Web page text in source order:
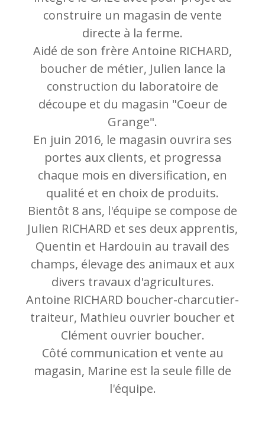
construire un magasin de vente
directe à la ferme.
Aidé de son frère Antoine RICHARD,
boucher de métier, Julien lance la
construction du laboratoire de
découpe et du magasin "Coeur de
Grange".
En juin 2016, le magasin ouvrira ses
portes aux clients, et progressa
chaque mois en diversification, en
qualité et en choix de produits.
Bientôt 8 ans, l'équipe se compose de
Julien RICHARD et ses deux apprentis,
Quentin et Hardouin au travail des
champs, élevage des animaux et aux
divers travaux d'agricultures.
Antoine RICHARD boucher-charcutier-
traiteur, Mathieu ouvrier boucher et
Clément ouvrier boucher.
Côté communication et vente au
magasin, Marine est la seule fille de
l'équipe.